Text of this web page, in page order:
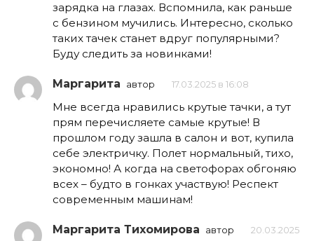
зарядка на глазах. Вспомнила, как раньше
с бензином мучились. Интересно, сколько
таких тачек станет вдруг популярными?
Буду следить за новинками!
Маргарита автор 17.03.2025 в 16:08
Мне всегда нравились крутые тачки, а тут
прям перечисляете самые крутые! В
прошлом году зашла в салон и вот, купила
себе электричку. Полет нормальный, тихо,
экономно! А когда на светофорах обгоняю
всех – будто в гонках участвую! Респект
современным машинам!
Маргарита Тихомирова автор
20.03.2025